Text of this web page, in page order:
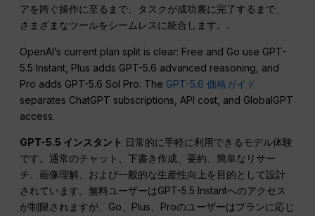
アを跨ぐ操作に至るまで、タスクが成功裏に完了するまで、
さまざまなツールをシームレスに統合します。.
OpenAI’s current plan split is clear: Free and Go use GPT-
5.5 Instant, Plus adds GPT-5.6 advanced reasoning, and
Pro adds GPT-5.6 Sol Pro. The GPT-5.6 価格ガイド
separates ChatGPT subscriptions, API cost, and GlobalGPT
access.
GPT-5.5 インスタント 日常的に手軽に利用できるモデル体験
です。通常のチャット、下書き作成、要約、簡単なリサー
チ、画像理解、および一般的な生産性向上を目的として設計
されています。無料ユーザーはGPT-5.5 Instantへのアクセス
が制限されますが、Go、Plus、Proのユーザーはプランに応じ